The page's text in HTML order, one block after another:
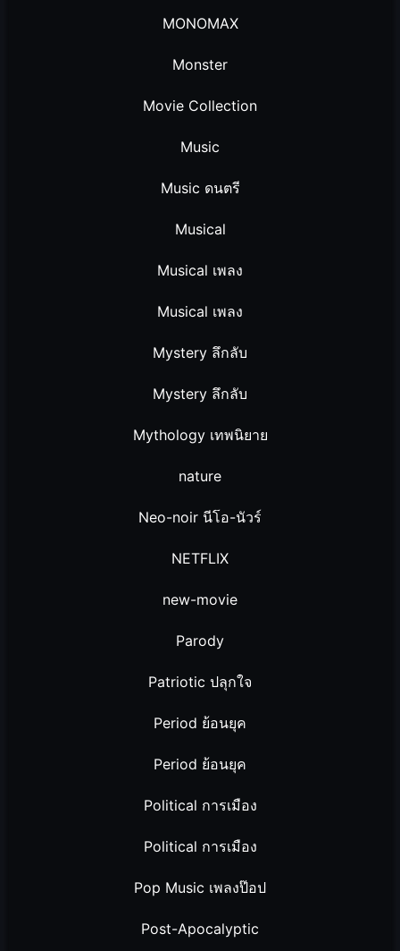
MONOMAX
Monster
Movie Collection
Music
Music ดนตรี
Musical
Musical เพลง
Musical เพลง
Mystery ลึกลับ
Mystery ลึกลับ
Mythology เทพนิยาย
nature
Neo-noir นีโอ-นัวร์
NETFLIX
new-movie
Parody
Patriotic ปลุกใจ
Period ย้อนยุค
Period ย้อนยุค
Political การเมือง
Political การเมือง
Pop Music เพลงป๊อป
Post-Apocalyptic